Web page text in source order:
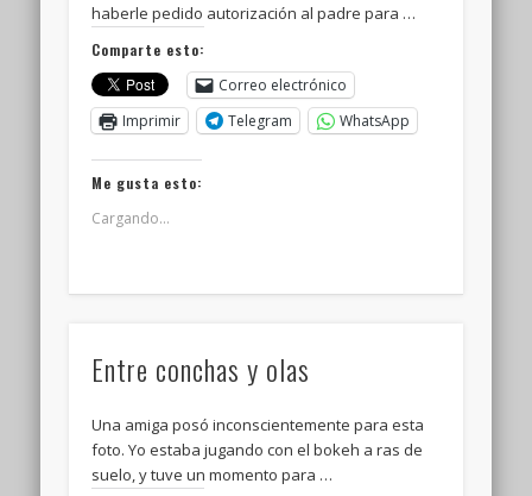
haberle pedido autorización al padre para …
Comparte esto:
Correo electrónico
Imprimir
Telegram WhatsApp
Me gusta esto:
Cargando...
Entre conchas y olas
Una amiga posó inconscientemente para esta
foto. Yo estaba jugando con el bokeh a ras de
suelo, y tuve un momento para …